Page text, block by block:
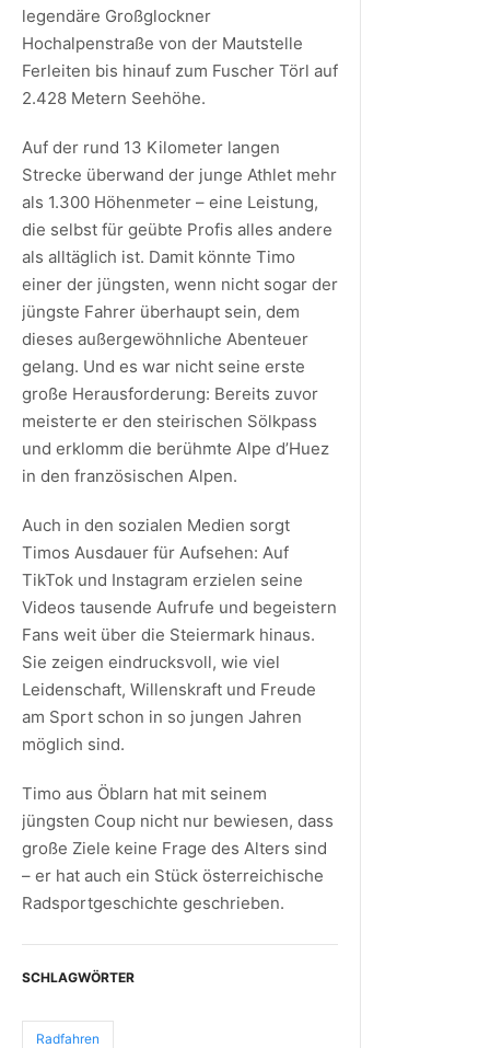
legendäre Großglockner
Hochalpenstraße von der Mautstelle
Ferleiten bis hinauf zum Fuscher Törl auf
2.428 Metern Seehöhe.
Auf der rund 13 Kilometer langen
Strecke überwand der junge Athlet mehr
als 1.300 Höhenmeter – eine Leistung,
die selbst für geübte Profis alles andere
als alltäglich ist. Damit könnte Timo
einer der jüngsten, wenn nicht sogar der
jüngste Fahrer überhaupt sein, dem
dieses außergewöhnliche Abenteuer
gelang. Und es war nicht seine erste
große Herausforderung: Bereits zuvor
meisterte er den steirischen Sölkpass
und erklomm die berühmte Alpe d’Huez
in den französischen Alpen.
Auch in den sozialen Medien sorgt
Timos Ausdauer für Aufsehen: Auf
TikTok und Instagram erzielen seine
Videos tausende Aufrufe und begeistern
Fans weit über die Steiermark hinaus.
Sie zeigen eindrucksvoll, wie viel
Leidenschaft, Willenskraft und Freude
am Sport schon in so jungen Jahren
möglich sind.
Timo aus Öblarn hat mit seinem
jüngsten Coup nicht nur bewiesen, dass
große Ziele keine Frage des Alters sind
– er hat auch ein Stück österreichische
Radsportgeschichte geschrieben.
SCHLAGWÖRTER
Radfahren